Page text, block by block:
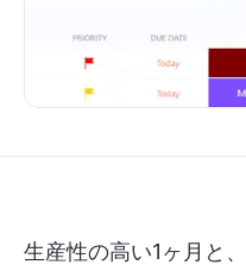
生産性の高い1ヶ月と